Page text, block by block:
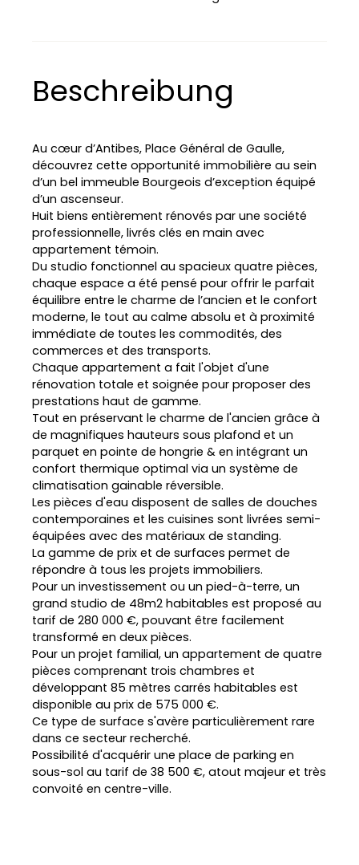
Beschreibung
Au cœur d’Antibes, Place Général de Gaulle,
découvrez cette opportunité immobilière au sein
d’un bel immeuble Bourgeois d’exception équipé
d’un ascenseur.
Huit biens entièrement rénovés par une société
professionnelle, livrés clés en main avec
appartement témoin.
Du studio fonctionnel au spacieux quatre pièces,
chaque espace a été pensé pour offrir le parfait
équilibre entre le charme de l’ancien et le confort
moderne, le tout au calme absolu et à proximité
immédiate de toutes les commodités, des
commerces et des transports.
Chaque appartement a fait l'objet d'une
rénovation totale et soignée pour proposer des
prestations haut de gamme.
Tout en préservant le charme de l'ancien grâce à
de magnifiques hauteurs sous plafond et un
parquet en pointe de hongrie & en intégrant un
confort thermique optimal via un système de
climatisation gainable réversible.
Les pièces d'eau disposent de salles de douches
contemporaines et les cuisines sont livrées semi-
équipées avec des matériaux de standing.
La gamme de prix et de surfaces permet de
répondre à tous les projets immobiliers.
Pour un investissement ou un pied-à-terre, un
grand studio de 48m2 habitables est proposé au
tarif de 280 000 €, pouvant être facilement
transformé en deux pièces.
Pour un projet familial, un appartement de quatre
pièces comprenant trois chambres et
développant 85 mètres carrés habitables est
disponible au prix de 575 000 €.
Ce type de surface s'avère particulièrement rare
dans ce secteur recherché.
Possibilité d'acquérir une place de parking en
sous-sol au tarif de 38 500 €, atout majeur et très
convoité en centre-ville.